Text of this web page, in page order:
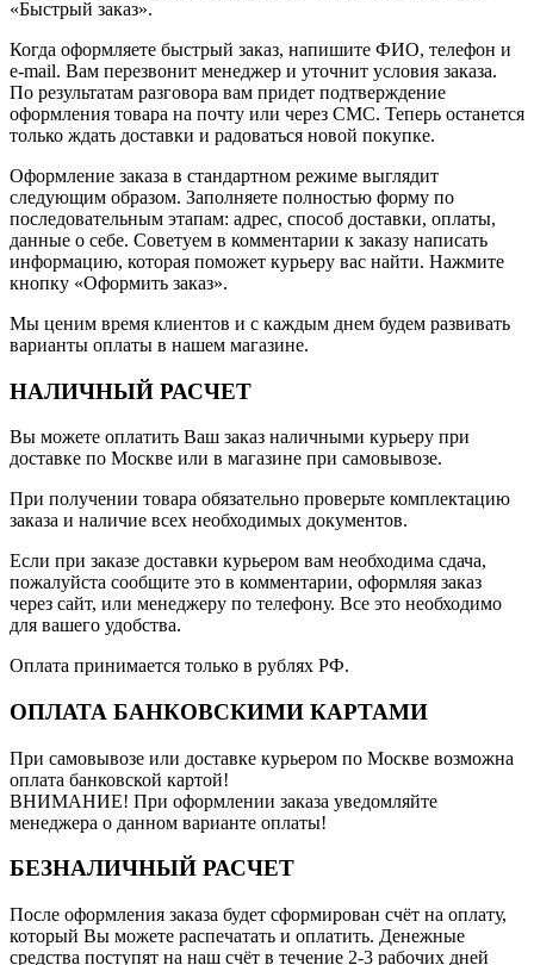
«Быстрый заказ».
Когда оформляете быстрый заказ, напишите ФИО, телефон и
e-mail. Вам перезвонит менеджер и уточнит условия заказа.
По результатам разговора вам придет подтверждение
оформления товара на почту или через СМС. Теперь останется
только ждать доставки и радоваться новой покупке.
Оформление заказа в стандартном режиме выглядит
следующим образом. Заполняете полностью форму по
последовательным этапам: адрес, способ доставки, оплаты,
данные о себе. Советуем в комментарии к заказу написать
информацию, которая поможет курьеру вас найти. Нажмите
кнопку «Оформить заказ».
Мы ценим время клиентов и с каждым днем будем развивать
варианты оплаты в нашем магазине.
НАЛИЧНЫЙ РАСЧЕТ
Вы можете оплатить Ваш заказ наличными курьеру при
доставке по Москве или в магазине при самовывозе.
При получении товара обязательно проверьте комплектацию
заказа и наличие всех необходимых документов.
Если при заказе доставки курьером вам необходима сдача,
пожалуйста сообщите это в комментарии, оформляя заказ
через сайт, или менеджеру по телефону. Все это необходимо
для вашего удобства.
Оплата принимается только в рублях РФ.
ОПЛАТА БАНКОВСКИМИ КАРТАМИ
При самовывозе или доставке курьером по Москве возможна
оплата банковской картой!
ВНИМАНИЕ! При оформлении заказа уведомляйте
менеджера о данном варианте оплаты!
БЕЗНАЛИЧНЫЙ РАСЧЕТ
После оформления заказа будет сформирован счёт на оплату,
который Вы можете распечатать и оплатить. Денежные
средства поступят на наш счёт в течение 2-3 рабочих дней